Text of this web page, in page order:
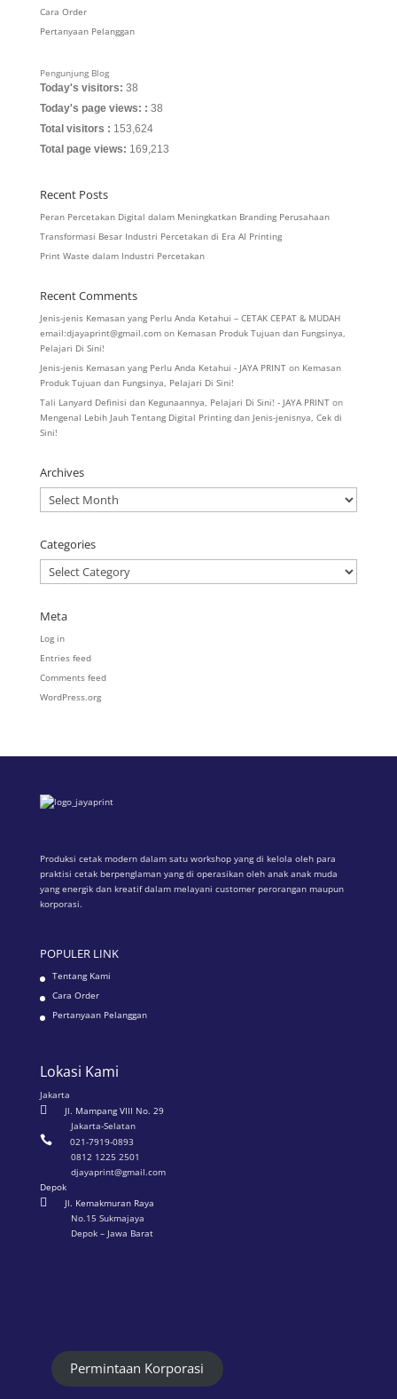
Cara Order
Pertanyaan Pelanggan
Pengunjung Blog
Today's visitors: 38
Today's page views: : 38
Total visitors : 153,624
Total page views: 169,213
Recent Posts
Peran Percetakan Digital dalam Meningkatkan Branding Perusahaan
Transformasi Besar Industri Percetakan di Era AI Printing
Print Waste dalam Industri Percetakan
Recent Comments
Jenis-jenis Kemasan yang Perlu Anda Ketahui – CETAK CEPAT & MUDAH
email:djayaprint@gmail.comon Kemasan Produk Tujuan dan Fungsinya,
Pelajari Di Sini!
Jenis-jenis Kemasan yang Perlu Anda Ketahui - JAYA PRINTon Kemasan
Produk Tujuan dan Fungsinya, Pelajari Di Sini!
Tali Lanyard Definisi dan Kegunaannya, Pelajari Di Sini! - JAYA PRINTon
Mengenal Lebih Jauh Tentang Digital Printing dan Jenis-jenisnya, Cek di
Sini!
Archives
Archives
Categories
Categories
Meta
Log in
Entries feed
Comments feed
WordPress.org
Produksi cetak modern dalam satu workshop yang di kelola oleh para
praktisi cetak berpenglaman yang di operasikan oleh anak anak muda
yang energik dan kreatif dalam melayani customer perorangan maupun
korporasi.
POPULER LINK
Tentang Kami
Cara Order
Pertanyaan Pelanggan
Lokasi Kami
Jakarta

Jl. Mampang VIII No. 29
Jakarta-Selatan

021-7919-0893
0812 1225 2501
djayaprint@gmail.com
Depok

Jl. Kemakmuran Raya
No.15 Sukmajaya
Depok – Jawa Barat
Permintaan Korporasi